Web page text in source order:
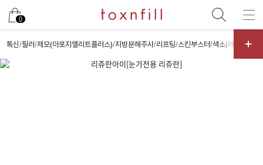
0
톡신/필러/제모(아포지엘리트플러스)/지방분해주사/리프팅/스킨부스터/색소(레이저)/
카카